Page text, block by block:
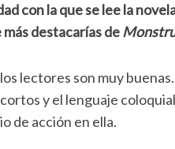
con la que se lee la
destacarías de
lectores son muy
y el lenguaje
de acción en ella.